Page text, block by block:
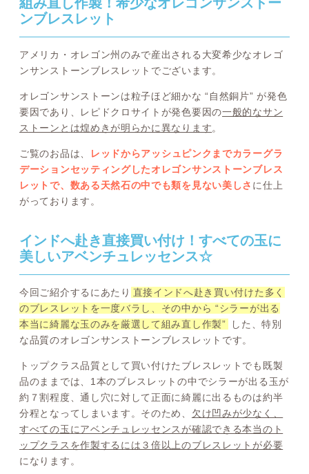
組み直し作製！希少なオレゴンサンストー
ンブレスレット
アメリカ・オレゴン州のみで産出される大変希少なオレゴ
ンサンストーンブレスレットでございます。
オレゴンサンストーンは粒子ほど細かな “自然銅片” が発色
要因であり、レピドクロサイトが発色要因の一般的なサン
ストーンとは煌めきが明らかに異なります。
ご覧のお品は、
レッドからアッシュピンクまでカラーグラ
デーションセッティングしたオレゴンサンストーンブレス
レットで、数ある天然石の中でも類を見ない美しさ に仕上
がっております。
インドへ赴き直接買い付け！すべての玉に
美しいアベンチュレッセンス☆
今回ご紹介するにあたり 直接インドへ赴き買い付けた多く
のブレスレットを一度バラし、その中から “シラーが出る
本当に綺麗な玉のみを厳選して組み直し作製”
した、特別
な品質のオレゴンサンストーンブレスレットです。
トップクラス品質として買い付けたブレスレットでも既製
品のままでは、1本のブレスレットの中でシラーが出る玉が
約７割程度、通し穴に対して正面に綺麗に出るものは約半
分程となってしまいます。そのため、 欠け凹みが少なく、
すべての玉にアベンチュレッセンスが確認できる本当のト
ップクラスを作製するには３倍以上のブレスレットが必要
になります。